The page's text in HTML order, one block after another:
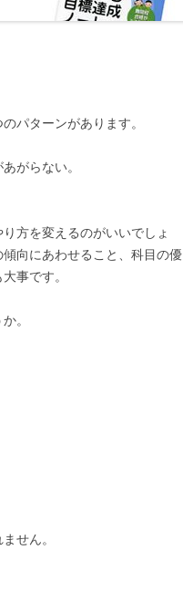
パターンがあります。
がらない。
方を変えるのがいいでしょ
向にあわせること、科目の優
事です。
。
せん。